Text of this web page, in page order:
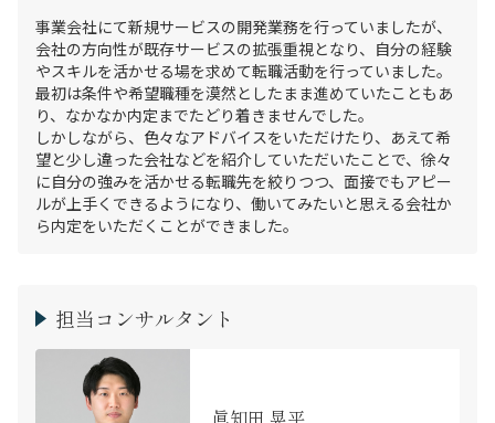
事業会社にて新規サービスの開発業務を行っていましたが、
会社の方向性が既存サービスの拡張重視となり、自分の経験
やスキルを活かせる場を求めて転職活動を行っていました。
最初は条件や希望職種を漠然としたまま進めていたこともあ
り、なかなか内定までたどり着きませんでした。
しかしながら、色々なアドバイスをいただけたり、あえて希
望と少し違った会社などを紹介していただいたことで、徐々
に自分の強みを活かせる転職先を絞りつつ、面接でもアピー
ルが上手くできるようになり、働いてみたいと思える会社か
ら内定をいただくことができました。
担当コンサルタント
眞知田 晃平